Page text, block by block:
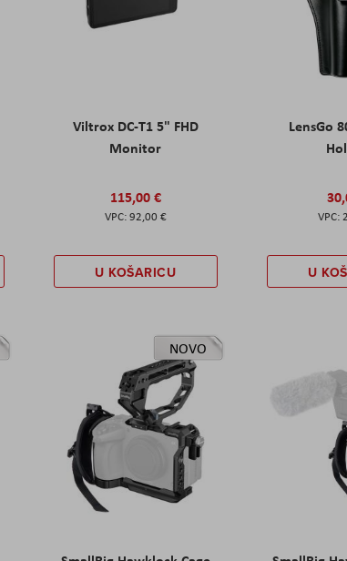
Viltrox DC-T1 5" FHD
Monitor
115,00 €
92,00 €
U KOŠARICU
LensGo
U
NOVO